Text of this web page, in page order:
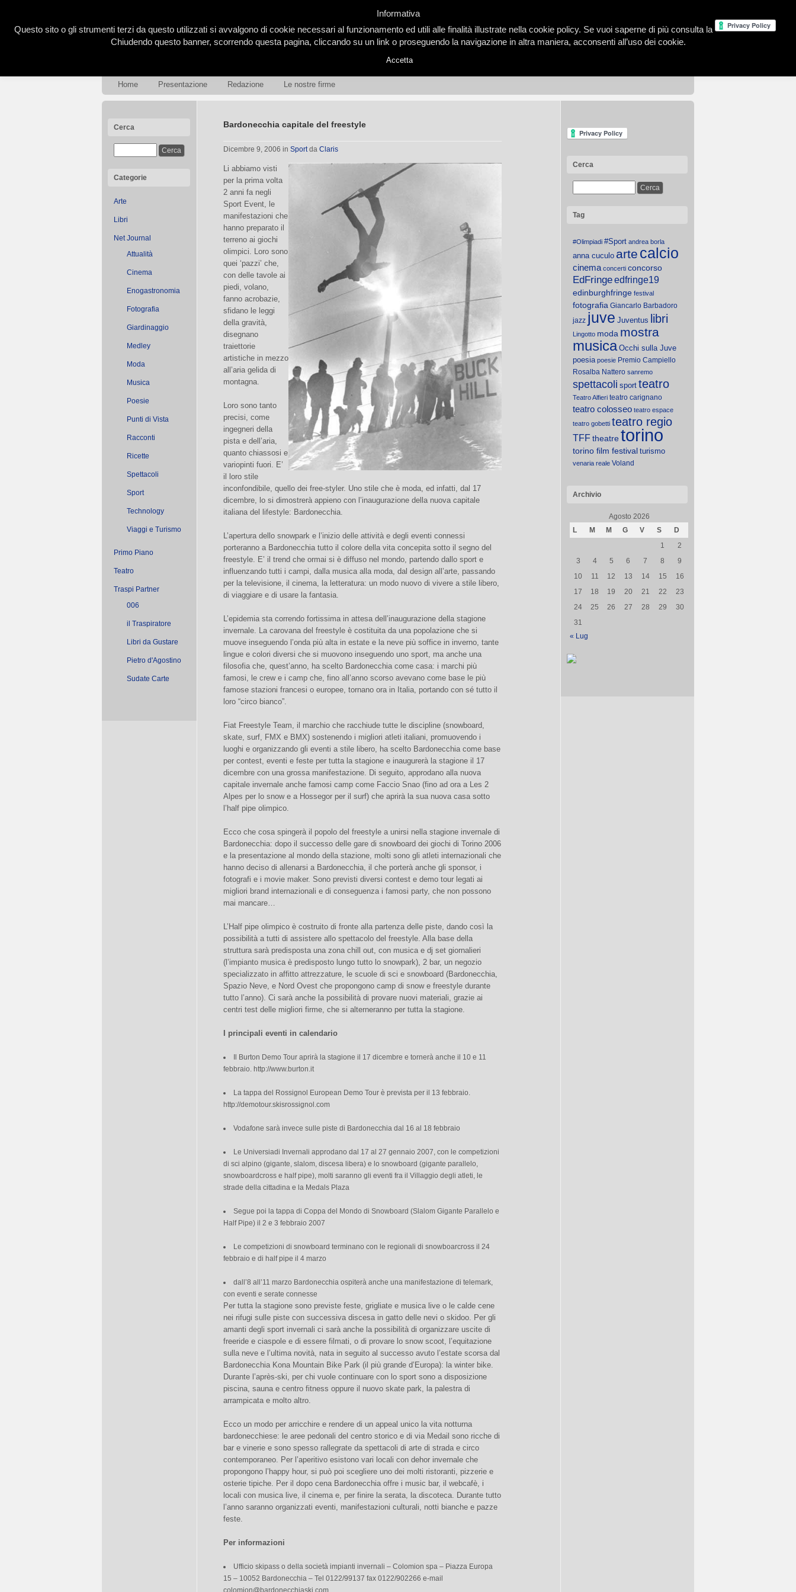
Home Presentazione Redazione Le nostre firme
Cerca
Categorie
Arte
Libri
Net Journal
Attualità
Cinema
Enogastronomia
Fotografia
Giardinaggio
Medley
Moda
Musica
Poesie
Punti di Vista
Racconti
Ricette
Spettacoli
Sport
Technology
Viaggi e Turismo
Primo Piano
Teatro
Traspi Partner
006
il Traspiratore
Libri da Gustare
Pietro d'Agostino
Sudate Carte
Bardonecchia capitale del freestyle
Dicembre 9, 2006 in Sportda Claris
Li abbiamo visti
per la prima volta
2 anni fa negli
Sport Event, le
manifestazioni che
hanno preparato il
terreno ai giochi
olimpici. Loro sono
quei ‘pazzi’ che,
con delle tavole ai
piedi, volano,
fanno acrobazie,
sfidano le leggi
della gravità,
disegnano
traiettorie
artistiche in mezzo
all’aria gelida di
montagna.
Loro sono tanto
precisi, come
ingegneri della
pista e dell’aria,
quanto chiassosi e
variopinti fuori. E’
il loro stile
inconfondibile, quello dei free-styler. Uno stile che è moda, ed infatti, dal 17
dicembre, lo si dimostrerà appieno con l’inaugurazione della nuova capitale
italiana del lifestyle: Bardonecchia.
L’apertura dello snowpark e l’inizio delle attività e degli eventi connessi
porteranno a Bardonecchia tutto il colore della vita concepita sotto il segno del
freestyle. E’ il trend che ormai si è diffuso nel mondo, partendo dallo sport e
influenzando tutti i campi, dalla musica alla moda, dal design all’arte, passando
per la televisione, il cinema, la letteratura: un modo nuovo di vivere a stile libero,
di viaggiare e di usare la fantasia.
L’epidemia sta correndo fortissima in attesa dell’inaugurazione della stagione
invernale. La carovana del freestyle è costituita da una popolazione che si
muove inseguendo l’onda più alta in estate e la neve più soffice in inverno, tante
lingue e colori diversi che si muovono inseguendo uno sport, ma anche una
filosofia che, quest’anno, ha scelto Bardonecchia come casa: i marchi più
famosi, le crew e i camp che, fino all’anno scorso avevano come base le più
famose stazioni francesi o europee, tornano ora in Italia, portando con sé tutto il
loro “circo bianco”.
Fiat Freestyle Team, il marchio che racchiude tutte le discipline (snowboard,
skate, surf, FMX e BMX) sostenendo i migliori atleti italiani, promuovendo i
luoghi e organizzando gli eventi a stile libero, ha scelto Bardonecchia come base
per contest, eventi e feste per tutta la stagione e inaugurerà la stagione il 17
dicembre con una grossa manifestazione. Di seguito, approdano alla nuova
capitale invernale anche famosi camp come Faccio Snao (fino ad ora a Les 2
Alpes per lo snow e a Hossegor per il surf) che aprirà la sua nuova casa sotto
l’half pipe olimpico.
Ecco che cosa spingerà il popolo del freestyle a unirsi nella stagione invernale di
Bardonecchia: dopo il successo delle gare di snowboard dei giochi di Torino 2006
e la presentazione al mondo della stazione, molti sono gli atleti internazionali che
hanno deciso di allenarsi a Bardonecchia, il che porterà anche gli sponsor, i
fotografi e i movie maker. Sono previsti diversi contest e demo tour legati ai
migliori brand internazionali e di conseguenza i famosi party, che non possono
mai mancare…
L’Half pipe olimpico è costruito di fronte alla partenza delle piste, dando così la
possibilità a tutti di assistere allo spettacolo del freestyle. Alla base della
struttura sarà predisposta una zona chill out, con musica e dj set giornalieri
(l’impianto musica è predisposto lungo tutto lo snowpark), 2 bar, un negozio
specializzato in affitto attrezzature, le scuole di sci e snowboard (Bardonecchia,
Spazio Neve, e Nord Ovest che propongono camp di snow e freestyle durante
tutto l’anno). Ci sarà anche la possibilità di provare nuovi materiali, grazie ai
centri test delle migliori firme, che si alterneranno per tutta la stagione.
I principali eventi in calendario
Il Burton Demo Tour aprirà la stagione il 17 dicembre e tornerà anche il 10 e 11
febbraio. http://www.burton.it
La tappa del Rossignol European Demo Tour è prevista per il 13 febbraio.
http://demotour.skisrossignol.com
Vodafone sarà invece sulle piste di Bardonecchia dal 16 al 18 febbraio
Le Universiadi Invernali approdano dal 17 al 27 gennaio 2007, con le competizioni
di sci alpino (gigante, slalom, discesa libera) e lo snowboard (gigante parallelo,
snowboardcross e half pipe), molti saranno gli eventi fra il Villaggio degli atleti, le
strade della cittadina e la Medals Plaza
Segue poi la tappa di Coppa del Mondo di Snowboard (Slalom Gigante Parallelo e
Half Pipe) il 2 e 3 febbraio 2007
Le competizioni di snowboard terminano con le regionali di snowboarcross il 24
febbraio e di half pipe il 4 marzo
dall’8 all’11 marzo Bardonecchia ospiterà anche una manifestazione di telemark,
con eventi e serate connesse
Per tutta la stagione sono previste feste, grigliate e musica live o le calde cene
nei rifugi sulle piste con successiva discesa in gatto delle nevi o skidoo. Per gli
amanti degli sport invernali ci sarà anche la possibilità di organizzare uscite di
freeride e ciaspole e di essere filmati, o di provare lo snow scoot, l’equitazione
sulla neve e l’ultima novità, nata in seguito al successo avuto l’estate scorsa dal
Bardonecchia Kona Mountain Bike Park (il più grande d’Europa): la winter bike.
Durante l’après-ski, per chi vuole continuare con lo sport sono a disposizione
piscina, sauna e centro fitness oppure il nuovo skate park, la palestra di
arrampicata e molto altro.
Ecco un modo per arricchire e rendere di un appeal unico la vita notturna
bardonecchiese: le aree pedonali del centro storico e di via Medail sono ricche di
bar e vinerie e sono spesso rallegrate da spettacoli di arte di strada e circo
contemporaneo. Per l’aperitivo esistono vari locali con dehor invernale che
propongono l’happy hour, si può poi scegliere uno dei molti ristoranti, pizzerie e
osterie tipiche. Per il dopo cena Bardonecchia offre i music bar, il webcafè, i
locali con musica live, il cinema e, per finire la serata, la discoteca. Durante tutto
l’anno saranno organizzati eventi, manifestazioni culturali, notti bianche e pazze
feste.
Per informazioni
Ufficio skipass o della società impianti invernali – Colomion spa – Piazza Europa
15 – 10052 Bardonecchia – Tel 0122/99137 fax 0122/902266 e-mail
colomion@bardonecchiaski.com
Cerca
Tag
#Olimpiadi #Sport andrea borla
anna cuculo arte calcio
cinema concerti concorso
EdFringeedfringe19
edinburghfringe festival
fotografia Giancarlo Barbadoro
jazz juve Juventus libri
Lingotto moda mostra
musica Occhi sulla Juve
poesia poesie Premio Campiello
Rosalba Nattero sanremo
spettacoli sport teatro
Teatro Alfieri teatro carignano
teatro colosseo teatro espace
teatro gobetti teatro regio
TFFtheatretorino
torino film festival turismo
venaria reale Voland
Archivio
Agosto 2026
L
M M G V S
D
1
2
3
4 5 6 7 8
9
10
11 12 13 14 15
16
17
18 19 20 21 22
23
24
25 26 27 28 29
30
31
« Lug
Informativa
Questo sito o gli strumenti terzi da questo utilizzati si avvalgono di cookie necessari al funzionamento ed utili alle finalità illustrate nella cookie policy. Se vuoi saperne di più consulta la
Chiudendo questo banner, scorrendo questa pagina, cliccando su un link o proseguendo la navigazione in altra maniera, acconsenti all’uso dei cookie.
Accetta